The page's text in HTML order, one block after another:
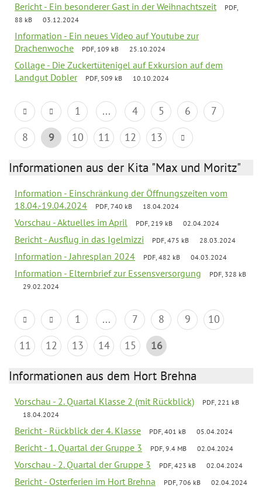
Bericht - Ein besonderer Gast in der Weihnachtszeit
PDF,
88 kB
03.12.2024
Information - Ein neues Video auf Youtube zur
Drachenwoche
PDF, 109 kB 25.10.2024
Collage - Die Zuckertütenigel auf Exkursion auf dem
Landgut Dobler
PDF, 509 kB 10.10.2024
1 ... 4 5 6
7
8
9 10 11 12 13
Informationen aus der Kita "Max und Moritz"
Information - Einschränkung der Öffnungszeiten vom
18.04.-19.04.2024
PDF, 740 kB 18.04.2024
Vorschau - Aktuelles im April PDF, 219 kB 02.04.2024
Bericht - Ausflug in das Igelmizzi PDF, 475 kB 28.03.2024
Information - Jahresplan 2024 PDF, 482 kB 04.03.2024
Information - Elternbrief zur Essensversorgung
PDF, 328 kB
29.02.2024
1 ... 7 8 9
10
11
12 13 14 15 16
Informationen aus dem Hort Brehna
Vorschau - 2. Quartal Klasse 2 (mit Rückblick)
PDF, 221 kB
18.04.2024
Bericht - Rückblick der 4. Klasse PDF, 401 kB 05.04.2024
Bericht - 1. Quartal der Gruppe 3 PDF, 9.4 MB 02.04.2024
Vorschau - 2. Quartal der Gruppe 3 PDF, 423 kB 02.04.2024
Bericht - Osterferien im Hort Brehna PDF, 706 kB 02.04.2024